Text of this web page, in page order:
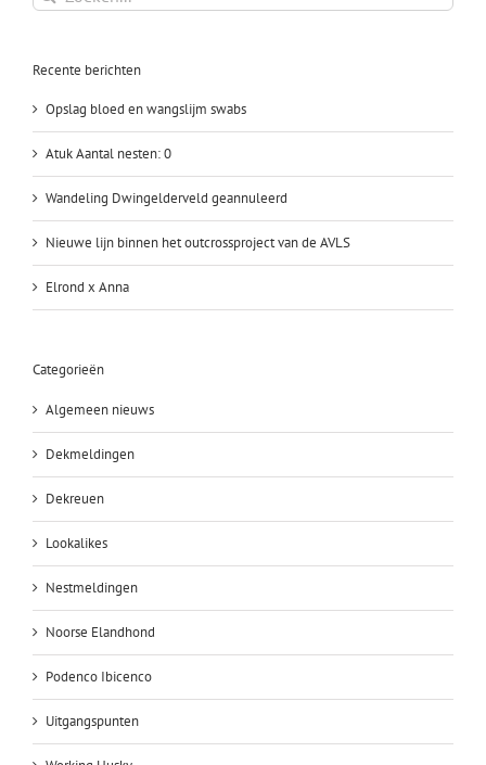
naar:
Recente berichten
Opslag bloed en wangslijm swabs
Atuk Aantal nesten: 0
Wandeling Dwingelderveld geannuleerd
Nieuwe lijn binnen het outcrossproject van de AVLS
Elrond x Anna
Categorieën
Algemeen nieuws
Dekmeldingen
Dekreuen
Lookalikes
Nestmeldingen
Noorse Elandhond
Podenco Ibicenco
Uitgangspunten